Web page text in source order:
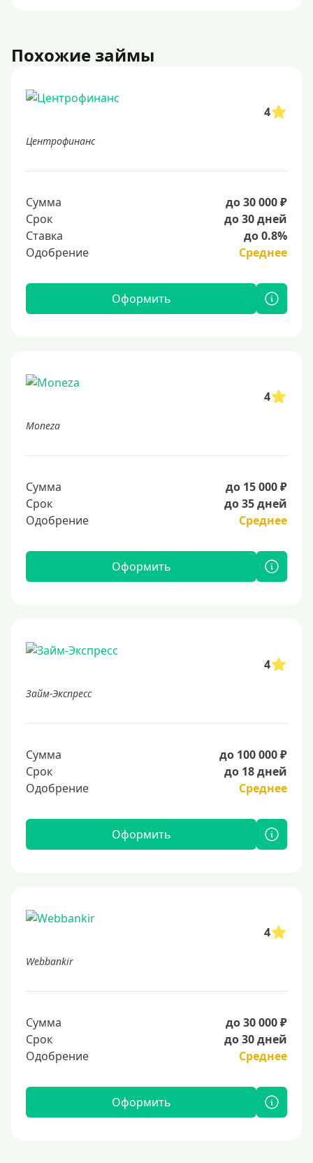
Похожие займы
4
Центрофинанс
Сумма
до 30 000 ₽
Срок
до 30 дней
Ставка
до 0.8%
Одобрение
Среднее
Оформить
4
Moneza
Сумма
до 15 000 ₽
Срок
до 35 дней
Одобрение
Среднее
Оформить
4
Займ-Экспресс
Сумма
до 100 000 ₽
Срок
до 18 дней
Одобрение
Среднее
Оформить
4
Webbankir
Сумма
до 30 000 ₽
Срок
до 30 дней
Одобрение
Среднее
Оформить